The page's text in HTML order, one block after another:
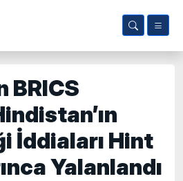
BRICS
İddiaları Hint
Yalanlandı